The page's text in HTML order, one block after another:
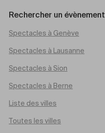
Rechercher un évènement
Spectacles à Genève
Spectacles à Lausanne
Spectacles à Sion
Spectacles à Berne
Liste des villes
Toutes les villes